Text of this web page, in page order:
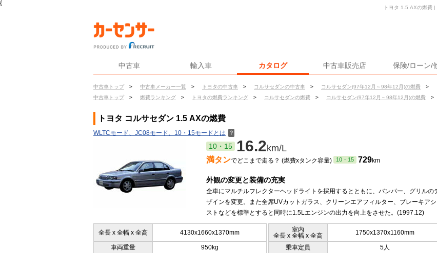
{
中古車 輸入車 カタログ 中古車販売店 保険/ローン/
中古車トップ > 中古車メーカー一覧 > トヨタの中古車 > コルサセダンの中古車 > コルサセダン(97年12月～98年12月)の燃費 >
中古車トップ
> 燃費ランキング > トヨタの燃費ランキング > コルサセダンの燃費 > コルサセダン(97年12月～98年12月)の燃費 >
トヨタ 1.5 AXの燃費
トヨタ コルサセダン 1.5 AXの燃費
WLTCモード、JC08モード、10・15モードとは ？
10・15 16.2km/L
満タンでどこまで走る？ (燃費xタンク容量) 10・15 729km
外観の変更と装備の充実
全車にマルチルフレクターヘッドライトを採用するとともに、バンパー、グリルの
ザインを変更。また全席UVカットガラス、クリーンエアフィルター、ブレーキアシ
ストなどを標準とすると同時に1.5Lエンジンの出力を向上をさせた。(1997.12)
全長 x 全幅 x 全高 4130x1660x1370mm
室内
全長 x 全幅 x 全高
1750x1370x1160mm
車両重量 950kg 乗車定員
5人